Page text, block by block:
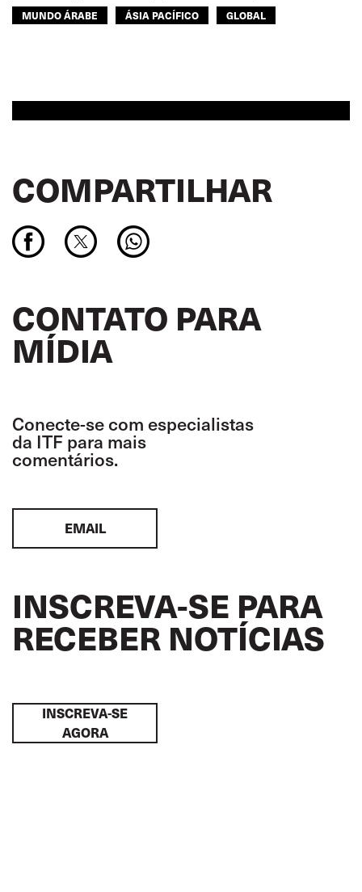
MUNDO ÁRABE
ÁSIA PACÍFICO GLOBAL
COMPARTILHAR
CONTATO PARA
MÍDIA
Conecte-se com especialistas
da ITF para mais
comentários.
EMAIL
INSCREVA-SE PARA
RECEBER NOTÍCIAS
INSCREVA-SE
AGORA